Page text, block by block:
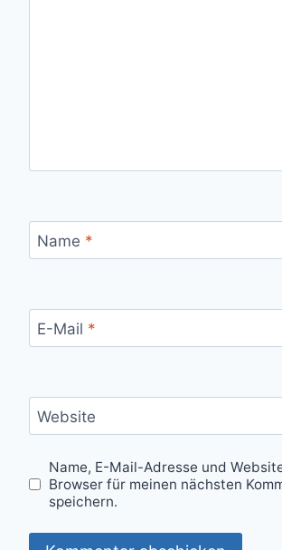
Name *
E-Mail *
Website
Name, E-Mail-Adresse und
Browser für meinen nächsten
speichern.